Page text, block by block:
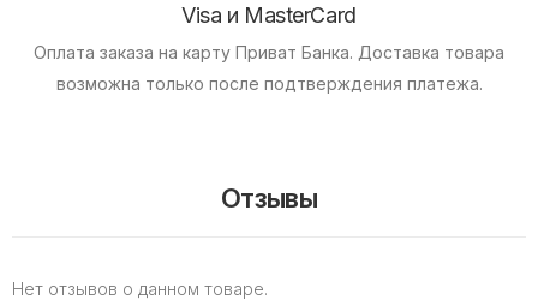
Visa и MasterCard
Оплата заказа на карту Приват Банка. Доставка товара
возможна только после подтверждения платежа.
Отзывы
Нет отзывов о данном товаре.